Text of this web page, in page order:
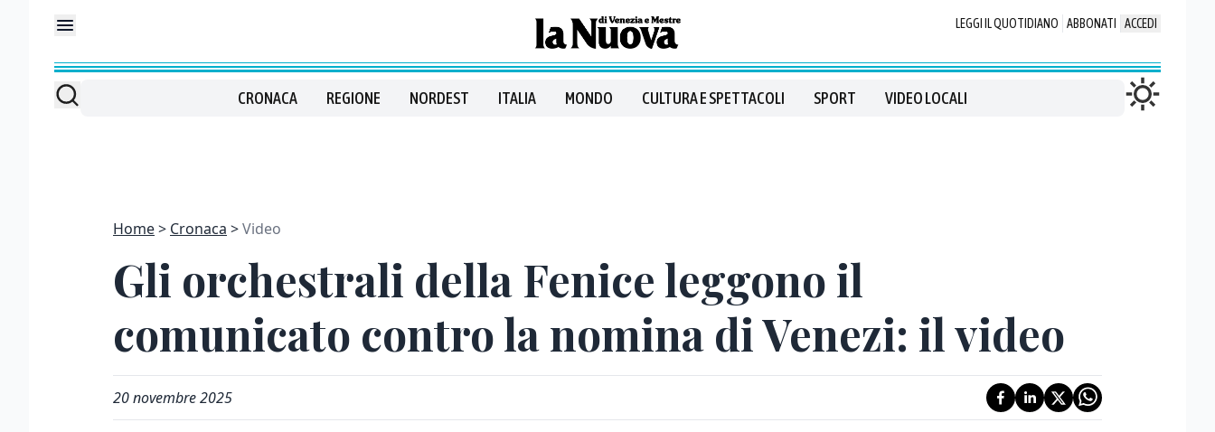
LEGGI IL QUOTIDIANO ABBONATI ACCEDI
CRONACA REGIONE NORDEST ITALIA MONDO CULTURA E SPETTACOLI SPORT VIDEO LOCALI
Home Cronaca Video
Gli orchestrali della Fenice leggono il
comunicato contro la nomina di Venezi: il video
20 novembre 2025